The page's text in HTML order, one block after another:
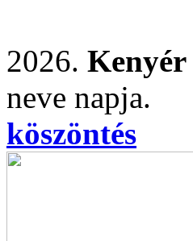
2026. Kenyér
neve napja.
köszöntés